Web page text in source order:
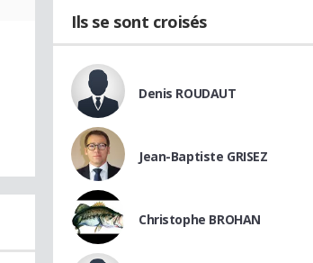
Ils se sont croisés
Denis ROUDAUT
Jean-Baptiste GRISEZ
Christophe BROHAN